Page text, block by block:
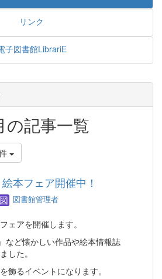
リンク
子図書館LibrariE
の記事一覧
本フェア開催中！
図書館管理者
ェアを開催します。
など懐かしい作品や絵本情報誌
した。
飾るイベントになります。